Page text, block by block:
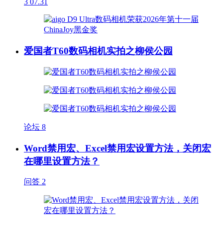
3 07.31
爱国者T60数码相机实拍之柳侯公园
论坛 8
Word禁用宏、Excel禁用宏设置方法，关闭宏
在哪里设置方法？
问答 2